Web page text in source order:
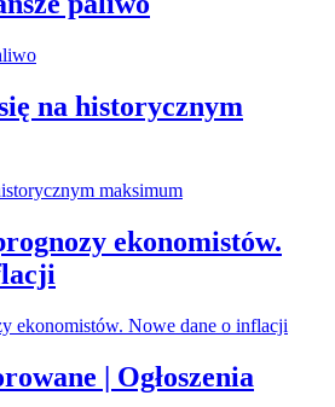
na historycznym
ekonomistów.
| Ogłoszenia